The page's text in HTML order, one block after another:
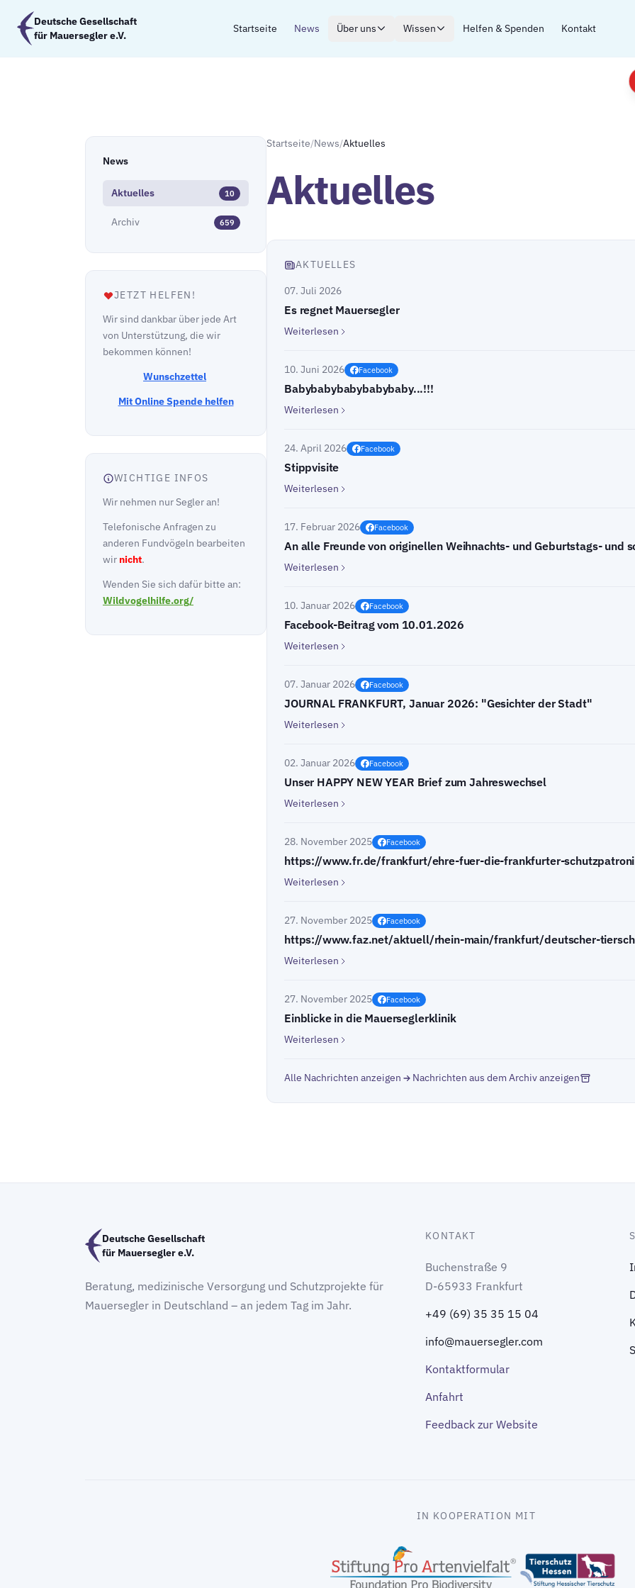
Zum Hauptinhalt springen
Deutsche Gesellschaft
für Mauersegler e.V.
Startseite News Über uns Wissen Helfen & Spenden Kontakt
News
Aktuelles 10
Archiv 659
JETZT HELFEN!
Wir sind dankbar über jede Art
von Unterstützung, die wir
bekommen können!
Wunschzettel
Mit Online Spende helfen
WICHTIGE INFOS
Wir nehmen nur Segler an!
Telefonische Anfragen zu
anderen Fundvögeln bearbeiten
wir nicht.
Wenden Sie sich dafür bitte an:
Wildvogelhilfe.org/
Startseite/News/Aktuelles
Aktuelles
AKTUELLES
07. Juli 2026
Es regnet Mauersegler
Weiterlesen
10. Juni 2026 Facebook
Babybabybabybabybaby...!!!
Weiterlesen
24. April 2026 Facebook
Stippvisite
Weiterlesen
17. Februar 2026 Facebook
An alle Freunde von originellen Weihnachts- und Geburtstags- und
Weiterlesen
10. Januar 2026 Facebook
Facebook-Beitrag vom 10.01.2026
Weiterlesen
07. Januar 2026 Facebook
JOURNAL FRANKFURT, Januar 2026: "Gesichter der Stadt"
Weiterlesen
02. Januar 2026 Facebook
Unser HAPPY NEW YEAR Brief zum Jahreswechsel
Weiterlesen
28. November 2025 Facebook
https://www.fr.de/frankfurt/ehre-fuer-die-frankfurter-
Weiterlesen
27. November 2025 Facebook
https://www.faz.net/aktuell/rhein-main/frankfurt/deutscher-
Weiterlesen
27. November 2025 Facebook
Einblicke in die Mauerseglerklinik
Weiterlesen
Alle Nachrichten anzeigen Nachrichten aus dem Archiv anzeigen
Deutsche Gesellschaft
für Mauersegler e.V.
Beratung, medizinische Versorgung und Schutzprojekte für
Mauersegler in Deutschland – an jedem Tag im Jahr.
KONTAKT
Buchenstraße 9
D-65933 Frankfurt
+49 (69) 35 35 15 04
info@mauersegler.com
Kontaktformular
Anfahrt
Feedback zur Website
IN KOOPERATION MIT